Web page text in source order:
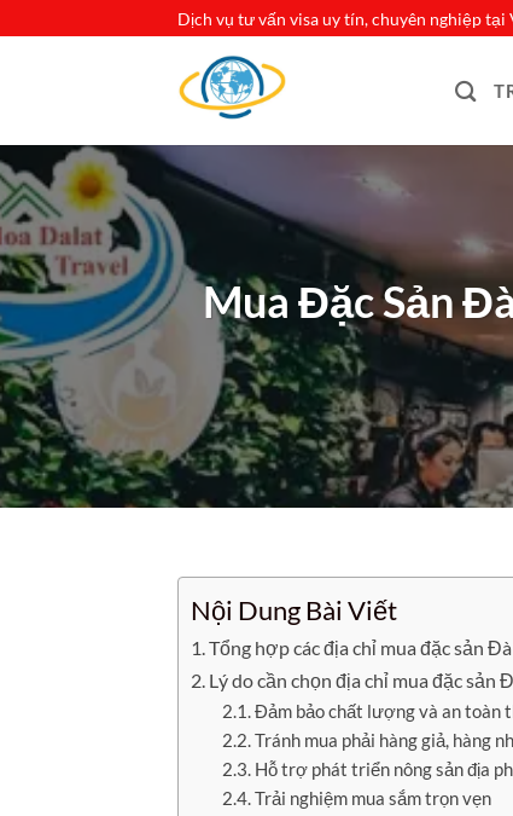
Dịch vụ tư vấn visa uy tín, chuyên nghiệp tại
Mua Đặc Sản
Nội Dung Bài Viết
Tổng hợp các địa chỉ mua đặc sản
Lý do cần chọn địa chỉ mua đặc sản
Đảm bảo chất lượng và an toàn
Tránh mua phải hàng giả, hàng
Hỗ trợ phát triển nông sản địa
Trải nghiệm mua sắm trọn vẹn